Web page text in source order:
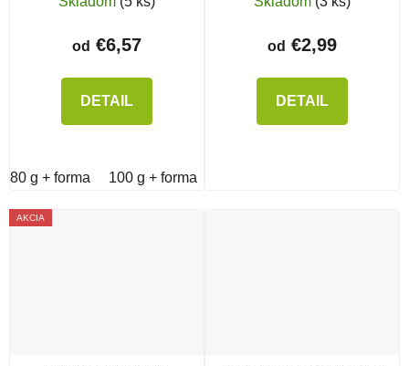
od €6,57
DETAIL
80 g + forma 100 g + forma
od €2,99
DETAIL
AKCIA